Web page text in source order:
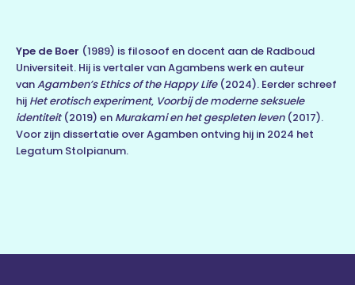
Ype de Boer (1989) is filosoof en docent aan de Radboud
Universiteit. Hij is vertaler van Agambens werk en auteur
vanAgamben’s Ethics of the Happy Life(2024). Eerder schreef
hij Het erotisch experiment, Voorbij de moderne seksuele
identiteit(2019) en Murakami en het gespleten leven(2017).
Voor zijn dissertatie over Agamben ontving hij in 2024 het
Legatum Stolpianum.